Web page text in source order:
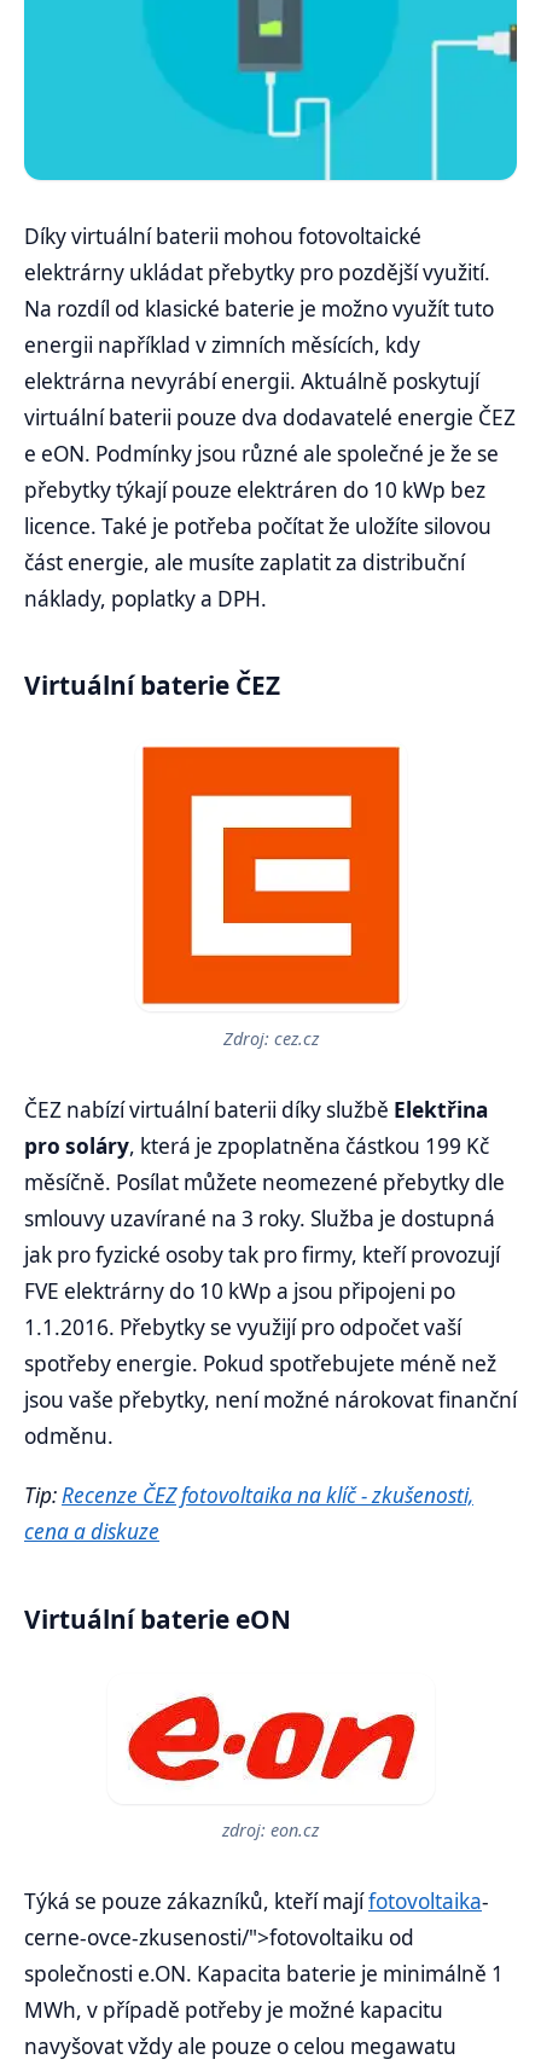
Díky virtuální baterii mohou fotovoltaické
elektrárny ukládat přebytky pro pozdější využití.
Na rozdíl od klasické baterie je možno využít tuto
energii například v zimních měsících, kdy
elektrárna nevyrábí energii. Aktuálně poskytují
virtuální baterii pouze dva dodavatelé energie ČEZ
e eON. Podmínky jsou různé ale společné je že se
přebytky týkají pouze elektráren do 10 kWp bez
licence. Také je potřeba počítat že uložíte silovou
část energie, ale musíte zaplatit za distribuční
náklady, poplatky a DPH.
Virtuální baterie ČEZ
Zdroj: cez.cz
ČEZ nabízí virtuální baterii díky službě Elektřina
pro soláry, která je zpoplatněna částkou 199 Kč
měsíčně. Posílat můžete neomezené přebytky dle
smlouvy uzavírané na 3 roky. Služba je dostupná
jak pro fyzické osoby tak pro firmy, kteří provozují
FVE elektrárny do 10 kWp a jsou připojeni po
1.1.2016. Přebytky se využijí pro odpočet vaší
spotřeby energie. Pokud spotřebujete méně než
jsou vaše přebytky, není možné nárokovat finanční
odměnu.
Tip:Recenze ČEZ fotovoltaika na klíč - zkušenosti,
cena a diskuze
Virtuální baterie eON
zdroj: eon.cz
Týká se pouze zákazníků, kteří majífotovoltaika-
cerne-ovce-zkusenosti/">fotovoltaiku od
společnosti e.ON. Kapacita baterie je minimálně 1
MWh, v případě potřeby je možné kapacitu
navyšovat vždy ale pouze o celou megawatu